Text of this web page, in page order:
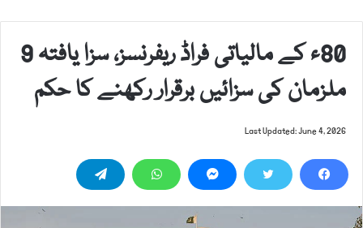
80ء کے مالیاتی فراڈ ریفرنسز، سزا یافتہ 9
ملزمان کی سزائیں برقرار رکھنے کا حکم
Last Updated: June 4, 2026